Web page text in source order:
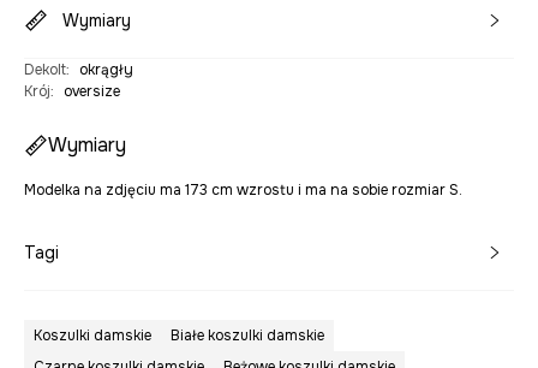
Wymiary
Dekolt:
okrągły
Krój: oversize
Wymiary
Modelka na zdjęciu ma 173 cm wzrostu i ma na sobie rozmiar S.
Tagi
Koszulki damskie
Białe koszulki damskie